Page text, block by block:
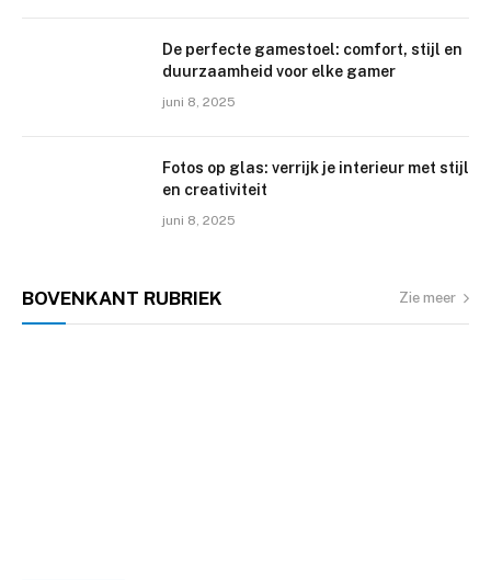
De perfecte gamestoel: comfort, stijl en
duurzaamheid voor elke gamer
juni 8, 2025
Fotos op glas: verrijk je interieur met stijl
en creativiteit
juni 8, 2025
BOVENKANT RUBRIEK Zie meer